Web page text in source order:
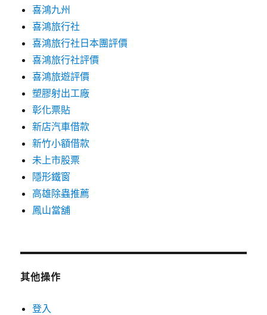
喜鴻九州
喜鴻旅行社
喜鴻旅行社日本團評價
喜鴻旅行社評價
喜鴻旅遊評價
塑膠射出工廠
彰化票貼
新店汽車借款
新竹小額借款
未上市股票
隱形鐵窗
高雄除蟲推薦
鳳山當舖
其他操作
登入